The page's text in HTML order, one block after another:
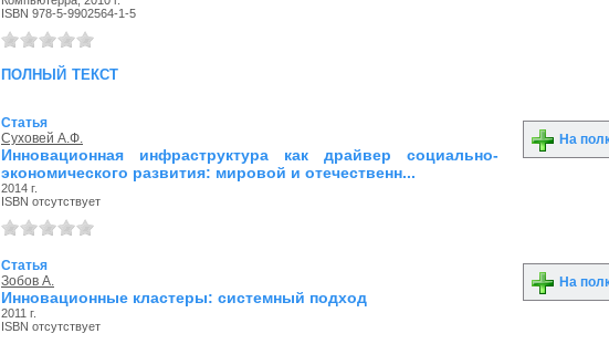
ISBN 978-5-9902564-1-5
полный текст
Статья
Суховей А.Ф.
Инновационная инфраструктура как драйвер социально-
экономического развития: мировой и отечественн...
2014 г.
ISBN отсутствует
На
Статья
Зобов А.
Инновационные кластеры: системный подход
2011 г.
ISBN отсутствует
На